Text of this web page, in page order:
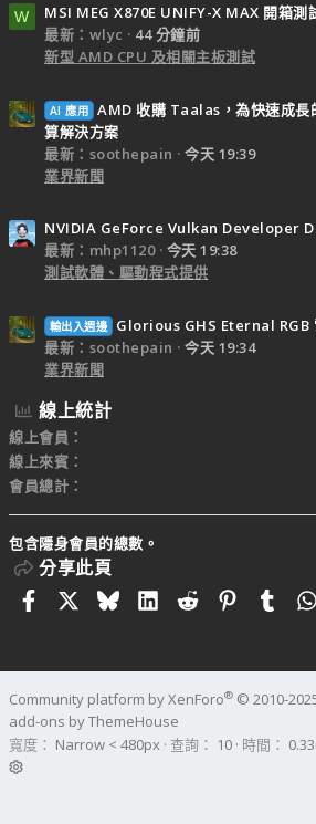
W
MSI MEG X870E UNIFY-X MAX 開箱
最新：wlyc
44 分鐘前
新型 AMD CPU 及相關主板測試
AI 應用 AMD 收購 Taalas，為快速成長
算解決方案
最新：soothepain
今天 19:39
業界新聞
NVIDIA GeForce Vulkan Developer
最新：mhp1120
今天 19:38
測試軟體、驅動程式提供
輸出入週邊
Glorious GHS Eternal RGB
最新：soothepain
今天 19:34
業界新聞
線上統計
線上會員
線上來賓
會員總計
包含隱身會員的總數。
分享此頁
FacebookBlueskyLinkedIn
RedditPinterest
Community platform by XenForo® © 2010-
add-ons by ThemeHouse
寬度
查詢 10 時間